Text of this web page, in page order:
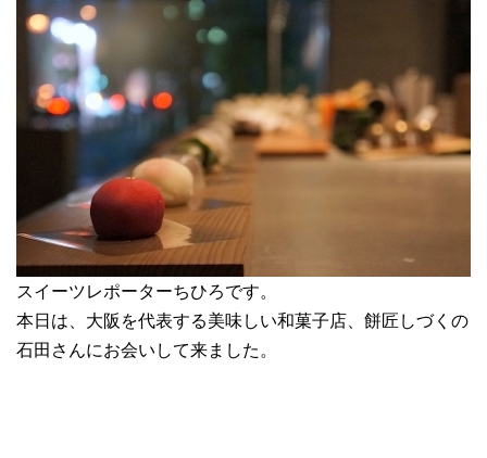
スイーツレポーターちひろです。
本日は、大阪を代表する美味しい和菓子店、餅匠しづくの
石田さんにお会いして来ました。